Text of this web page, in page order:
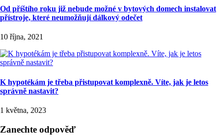
Od příštího roku již nebude možné v bytových domech instalovat
přístroje, které neumožňují dálkový odečet
10 října, 2021
K hypotékám je třeba přistupovat komplexně. Víte, jak je letos
správně nastavit?
1 května, 2023
Zanechte odpověď